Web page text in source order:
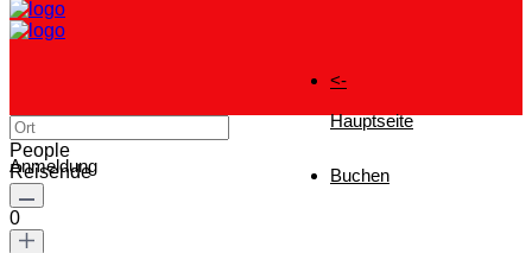
<-
Hauptseite
Buchen
Anmeldung
People
Reisende
0